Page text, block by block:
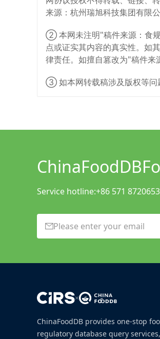
来源：杭州瑞旭科技集团有限
② 本网未注明"稿件来源：食
点或证实其内容的真实性。如
律责任。如擅自篡改为"稿件来
③ 如本网转载稿涉及版权等问
ChinaFoodDB
Service hotline:+86 571
×
ChinaFoodDB provides one-stop
regulatory database query